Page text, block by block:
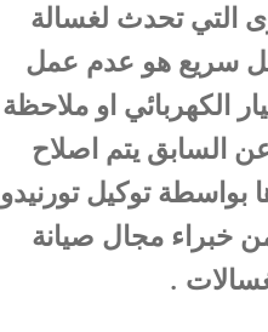
التي تحدث لغسالة
سريع هو عدم عمل
الكهربائي او ملاحظة
السابق يتم اصلاح
بواسطة توكيل تورنيدو
خبراء مجال صيانة
.